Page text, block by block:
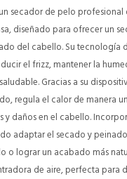
un secador de pelo
diseñado para ofrecer un
del cabello. Su tecnología
el frizz, mantener la
Gracias a su
regula el calor de manera
y daños en el cabello.
adaptar el secado y
o lograr un acabado más
de aire, perfecta para